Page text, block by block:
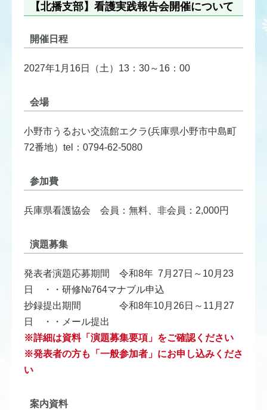
【北播支部】看護実践報告会開催について
開催日程
2027年1月16日（土）13：30～16：00
会場
小野市うるおい交流館エクラ(兵庫県小野市中島町
72番地）tel：0794-62-5080
参加費
兵庫県看護協会 会員：無料、非会員：2,000円
演題募集
発表者演題応募期間 令和8年 7月27日～10月23
日 ・・研修№764マナブル申込
抄録提出期間 令和8年10月26日～11月27
日 ・・メール提出
※詳細は資料「演題募集要項」をご確認ください
※発表者の方も「一般参加者」にお申し込みくださ
い
案内資料